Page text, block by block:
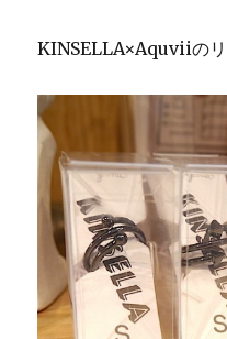
KINSELLA×Aquviiのリ